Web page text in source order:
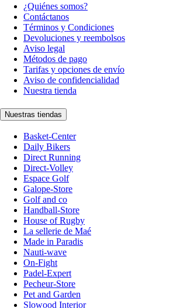
¿Quiénes somos?
Contáctanos
Términos y Condiciones
Devoluciones y reembolsos
Aviso legal
Métodos de pago
Tarifas y opciones de envío
Aviso de confidencialidad
Nuestra tienda
Nuestras tiendas
Basket-Center
Daily Bikers
Direct Running
Direct-Volley
Espace Golf
Galope-Store
Golf and co
Handball-Store
House of Rugby
La sellerie de Maé
Made in Paradis
Nauti-wave
On-Fight
Padel-Expert
Pecheur-Store
Pet and Garden
Slowood Interior